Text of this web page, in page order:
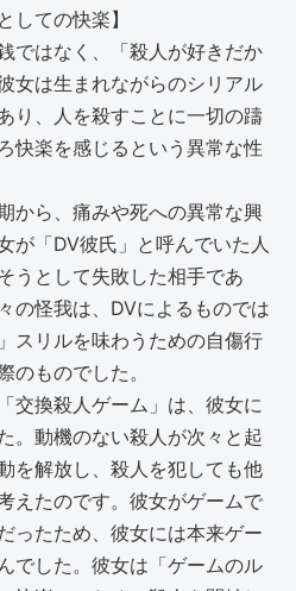
しての快楽】
ではなく、「殺人が好きだか
女は生まれながらのシリアル
り、人を殺すことに一切の躊
快楽を感じるという異常な性
から、痛みや死への異常な興
が「DV彼氏」と呼んでいた人
うとして失敗した相手であ
の怪我は、DVによるものでは
スリルを味わうための自傷行
のものでした。
交換殺人ゲーム」は、彼女に
。動機のない殺人が次々と起
を解放し、殺人を犯しても他
えたのです。彼女がゲームで
ったため、彼女には本来ゲー
でした。彼女は「ゲームのル